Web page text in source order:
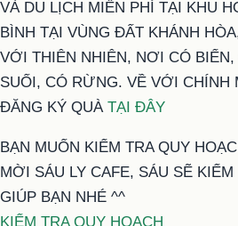
VÀ DU LỊCH MIỄN PHÍ TẠI KHU
BÌNH TẠI VÙNG ĐẤT KHÁNH
VỚI THIÊN NHIÊN, NƠI CÓ
SUỐI, CÓ RỪNG. VỀ VỚI CHÍNH
ĐĂNG KÝ QUÀ TẠI ĐÂY
BẠN MUỐN KIỂM TRA QUY
MỜI SÁU LY CAFE, SÁU SẼ KIỂM
GIÚP BẠN NHÉ ^^
KIỂM TRA QUY HOẠCH